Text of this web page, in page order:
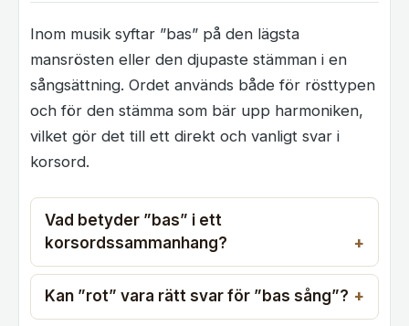
Inom musik syftar ”bas” på den lägsta
mansrösten eller den djupaste stämman i en
sångsättning. Ordet används både för rösttypen
och för den stämma som bär upp harmoniken,
vilket gör det till ett direkt och vanligt svar i
korsord.
Vad betyder ”bas” i ett
korsordssammanhang?
Kan ”rot” vara rätt svar för ”bas sång”?